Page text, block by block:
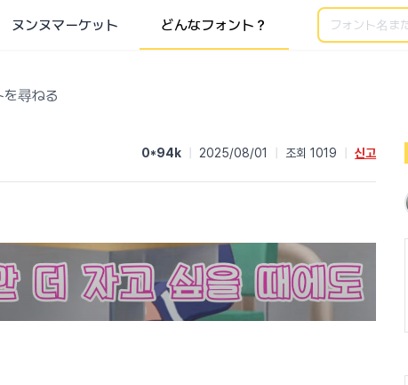
ヌンヌマーケット どんなフォント？
検索
尋ねる
0*94k 2025/08/01 조회 1019 신고